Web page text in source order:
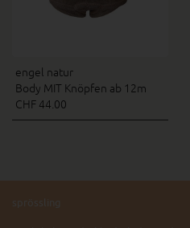
engel natur
Body MIT Knöpfen ab 12m
CHF 44.00